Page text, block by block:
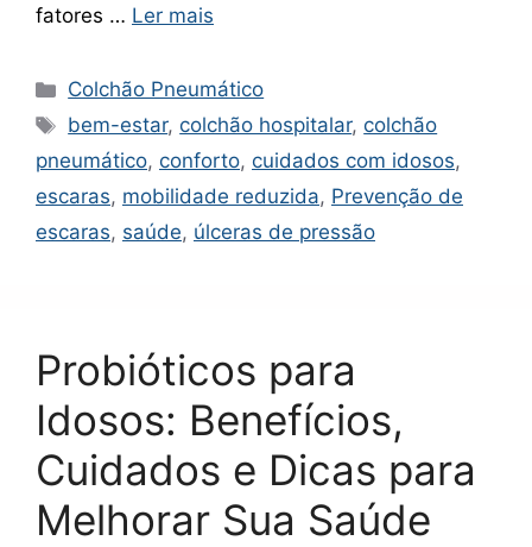
fatores … Ler mais
Categorias
Colchão Pneumático
Tags
bem-estar,colchão hospitalar,colchão
pneumático, conforto, cuidados com idosos,
escaras, mobilidade reduzida, Prevenção de
escaras, saúde, úlceras de pressão
Probióticos para
Idosos: Benefícios,
Cuidados e Dicas para
Melhorar Sua Saúde